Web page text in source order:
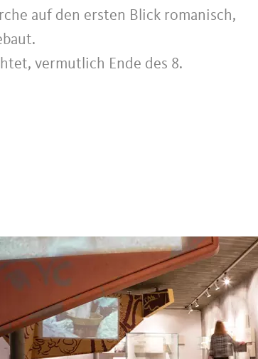
auf den ersten Blick romanisch,
vermutlich Ende des 8.